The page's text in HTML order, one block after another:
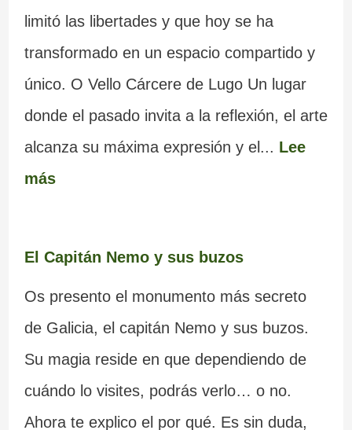
limitó las libertades y que hoy se ha
transformado en un espacio compartido y
único. O Vello Cárcere de Lugo Un lugar
donde el pasado invita a la reflexión, el arte
alcanza su máxima expresión y el... Lee
más
El Capitán Nemo y sus buzos
Os presento el monumento más secreto
de Galicia, el capitán Nemo y sus buzos.
Su magia reside en que dependiendo de
cuándo lo visites, podrás verlo… o no.
Ahora te explico el por qué. Es sin duda,